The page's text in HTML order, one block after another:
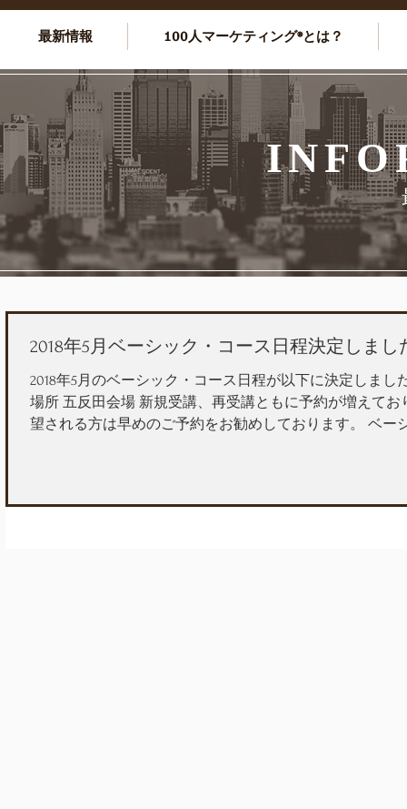
最新情報 100人マーケティング®とは？
2018年5月ベーシック・コース日程決定しまし
2018年5月のベーシック・コース日程が以下に決定しまし
場所 五反田会場 新規受講、再受講ともに予約が増えてお
望される方は早めのご予約をお勧めしております。 ベー